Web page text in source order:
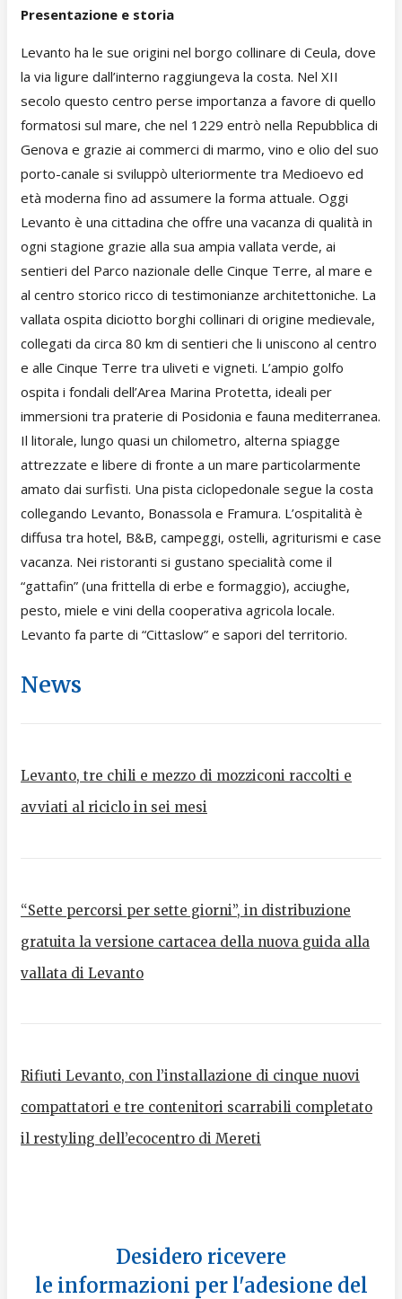
Presentazione e storia
Levanto ha le sue origini nel borgo collinare di Ceula, dove
la via ligure dall’interno raggiungeva la costa. Nel XII
secolo questo centro perse importanza a favore di quello
formatosi sul mare, che nel 1229 entrò nella Repubblica di
Genova e grazie ai commerci di marmo, vino e olio del suo
porto-canale si sviluppò ulteriormente tra Medioevo ed
età moderna fino ad assumere la forma attuale. Oggi
Levanto è una cittadina che offre una vacanza di qualità in
ogni stagione grazie alla sua ampia vallata verde, ai
sentieri del Parco nazionale delle Cinque Terre, al mare e
al centro storico ricco di testimonianze architettoniche. La
vallata ospita diciotto borghi collinari di origine medievale,
collegati da circa 80 km di sentieri che li uniscono al centro
e alle Cinque Terre tra uliveti e vigneti. L’ampio golfo
ospita i fondali dell’Area Marina Protetta, ideali per
immersioni tra praterie di Posidonia e fauna mediterranea.
Il litorale, lungo quasi un chilometro, alterna spiagge
attrezzate e libere di fronte a un mare particolarmente
amato dai surfisti. Una pista ciclopedonale segue la costa
collegando Levanto, Bonassola e Framura. L’ospitalità è
diffusa tra hotel, B&B, campeggi, ostelli, agriturismi e case
vacanza. Nei ristoranti si gustano specialità come il
“gattafin” (una frittella di erbe e formaggio), acciughe,
pesto, miele e vini della cooperativa agricola locale.
Levanto fa parte di “Cittaslow” e sapori del territorio.
News
Levanto, tre chili e mezzo di mozziconi raccolti e
avviati al riciclo in sei mesi
“Sette percorsi per sette giorni”, in distribuzione
gratuita la versione cartacea della nuova guida alla
vallata di Levanto
Rifiuti Levanto, con l’installazione di cinque nuovi
compattatori e tre contenitori scarrabili completato
il restyling dell’ecocentro di Mereti
Desidero ricevere
le informazioni per l'adesione del